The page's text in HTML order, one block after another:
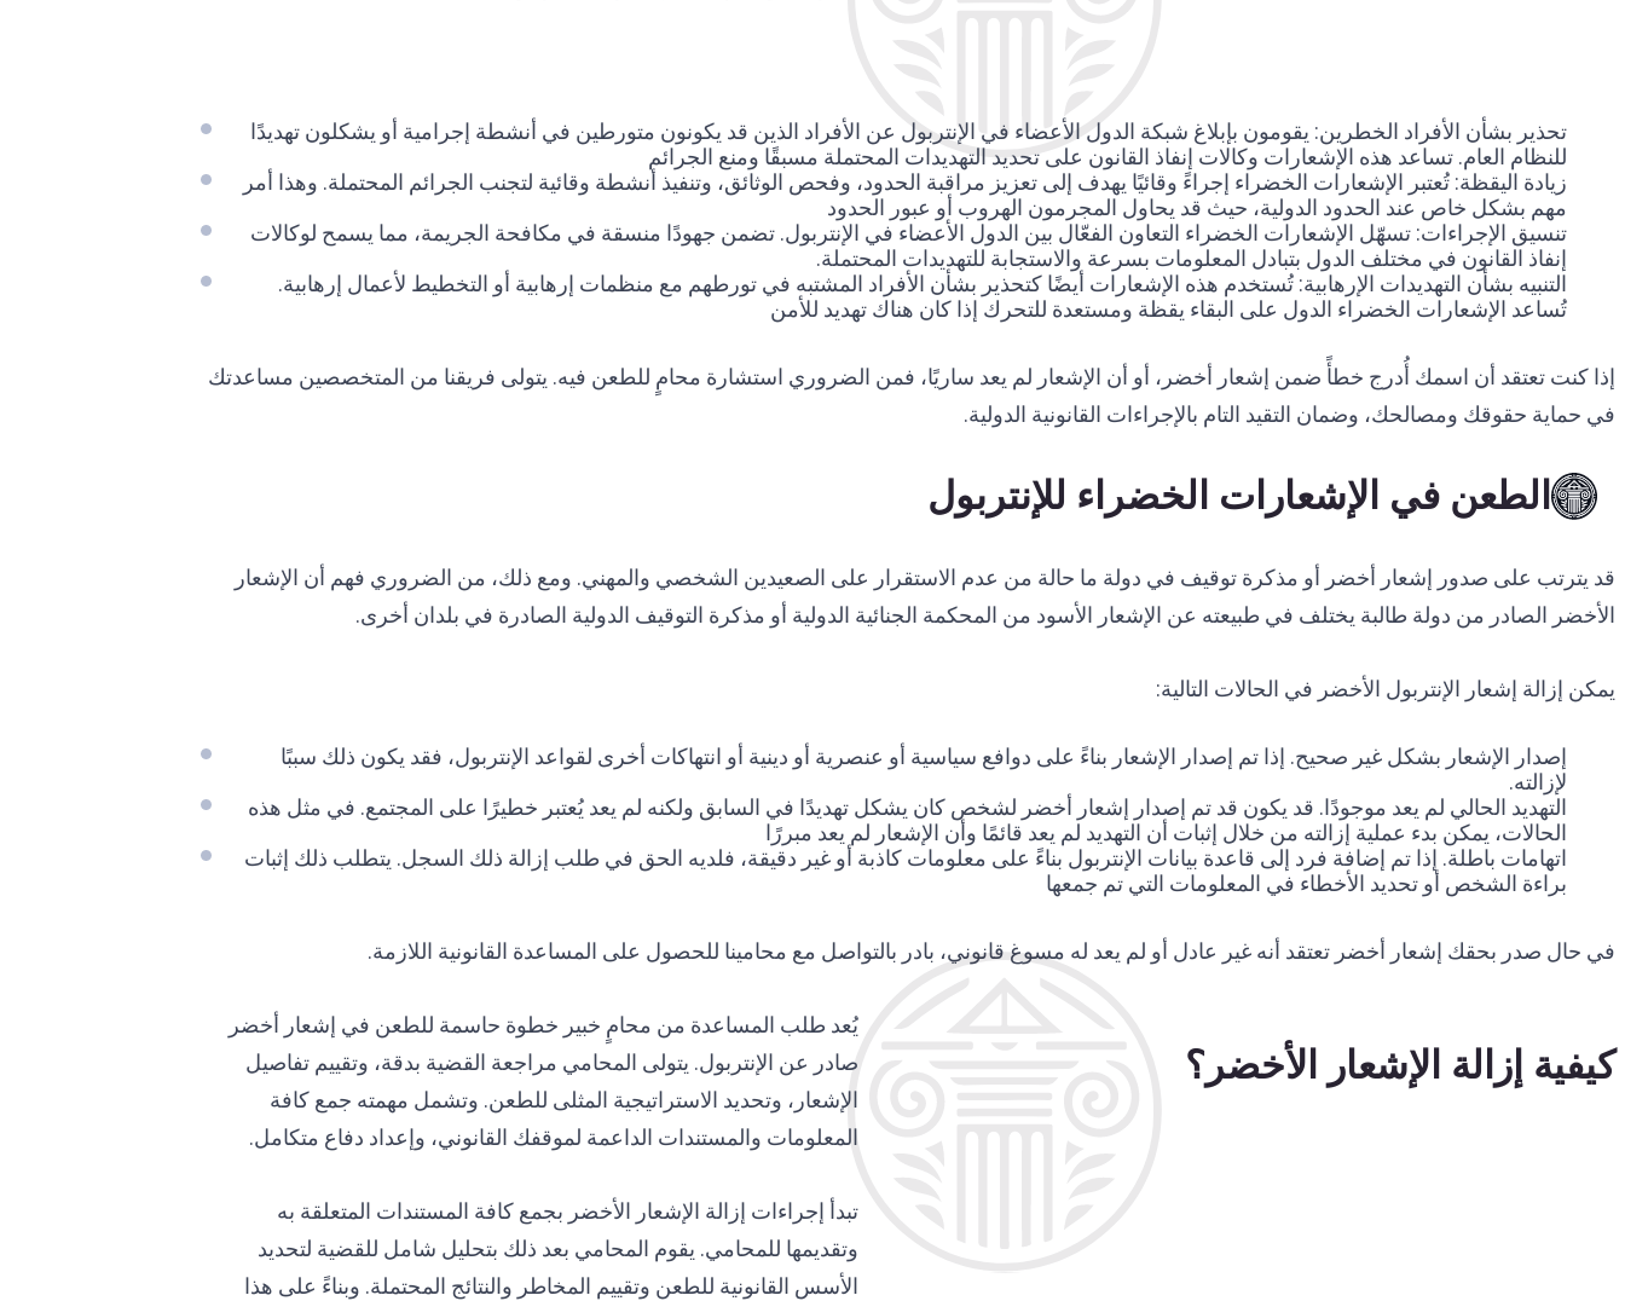
تحذير بشأن الأفراد الخطرين: يقومون بإبلاغ شبكة الدول الأعضاء في الإنتربول عن الأفراد الذين قد يكونون متورطين في أنشطة إجرامية أو يشكلون تهديدًا
للنظام العام. تساعد هذه الإشعارات وكالات إنفاذ القانون على تحديد التهديدات المحتملة مسبقًا ومنع الجرائم
زيادة اليقظة: تُعتبر الإشعارات الخضراء إجراءً وقائيًا يهدف إلى تعزيز مراقبة الحدود، وفحص الوثائق، وتنفيذ أنشطة وقائية لتجنب الجرائم المحتملة. وهذا أمر
مهم بشكل خاص عند الحدود الدولية، حيث قد يحاول المجرمون الهروب أو عبور الحدود
تنسيق الإجراءات: تسهّل الإشعارات الخضراء التعاون الفعّال بين الدول الأعضاء في الإنتربول. تضمن جهودًا منسقة في مكافحة الجريمة، مما يسمح لوكالات
إنفاذ القانون في مختلف الدول بتبادل المعلومات بسرعة والاستجابة للتهديدات المحتملة.
التنبيه بشأن التهديدات الإرهابية: تُستخدم هذه الإشعارات أيضًا كتحذير بشأن الأفراد المشتبه في تورطهم مع منظمات إرهابية أو التخطيط لأعمال إرهابية.
تُساعد الإشعارات الخضراء الدول على البقاء يقظة ومستعدة للتحرك إذا كان هناك تهديد للأمن
إذا كنت تعتقد أن اسمك أُدرج خطأً ضمن إشعار أخضر، أو أن الإشعار لم يعد ساريًا، فمن الضروري استشارة محامٍ للطعن فيه. يتولى فريقنا من المتخصصين مساعدتك
في حماية حقوقك ومصالحك، وضمان التقيد التام بالإجراءات القانونية الدولية.
الطعن في الإشعارات الخضراء للإنتربول
قد يترتب على صدور إشعار أخضر أو مذكرة توقيف في دولة ما حالة من عدم الاستقرار على الصعيدين الشخصي والمهني. ومع ذلك، من الضروري فهم أن الإشعار
الأخضر الصادر من دولة طالبة يختلف في طبيعته عن الإشعار الأسود من المحكمة الجنائية الدولية أو مذكرة التوقيف الدولية الصادرة في بلدان أخرى.
يمكن إزالة إشعار الإنتربول الأخضر في الحالات التالية:
إصدار الإشعار بشكل غير صحيح. إذا تم إصدار الإشعار بناءً على دوافع سياسية أو عنصرية أو دينية أو انتهاكات أخرى لقواعد الإنتربول، فقد يكون ذلك سببًا
لإزالته.
التهديد الحالي لم يعد موجودًا. قد يكون قد تم إصدار إشعار أخضر لشخص كان يشكل تهديدًا في السابق ولكنه لم يعد يُعتبر خطيرًا على المجتمع. في مثل هذه
الحالات، يمكن بدء عملية إزالته من خلال إثبات أن التهديد لم يعد قائمًا وأن الإشعار لم يعد مبررًا
اتهامات باطلة. إذا تم إضافة فرد إلى قاعدة بيانات الإنتربول بناءً على معلومات كاذبة أو غير دقيقة، فلديه الحق في طلب إزالة ذلك السجل. يتطلب ذلك إثبات
براءة الشخص أو تحديد الأخطاء في المعلومات التي تم جمعها
في حال صدر بحقك إشعار أخضر تعتقد أنه غير عادل أو لم يعد له مسوغ قانوني، بادر بالتواصل مع محامينا للحصول على المساعدة القانونية اللازمة.
كيفية إزالة الإشعار الأخضر؟
يُعد طلب المساعدة من محامٍ خبير خطوة حاسمة للطعن في إشعار أخضر
صادر عن الإنتربول. يتولى المحامي مراجعة القضية بدقة، وتقييم تفاصيل
الإشعار، وتحديد الاستراتيجية المثلى للطعن. وتشمل مهمته جمع كافة
المعلومات والمستندات الداعمة لموقفك القانوني، وإعداد دفاع متكامل.
تبدأ إجراءات إزالة الإشعار الأخضر بجمع كافة المستندات المتعلقة به
وتقديمها للمحامي. يقوم المحامي بعد ذلك بتحليل شامل للقضية لتحديد
الأسس القانونية للطعن وتقييم المخاطر والنتائج المحتملة. وبناءً على هذا